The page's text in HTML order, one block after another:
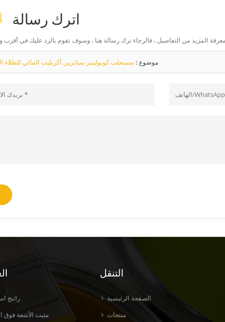
اترك رسالة
موضوع : مستحلب كوبوليمر ستايرين أكريليت المائي للطلاء
راتنج
مثبت الأشعة فوق
التنقل
الصفحة الرئيسية
منتجات